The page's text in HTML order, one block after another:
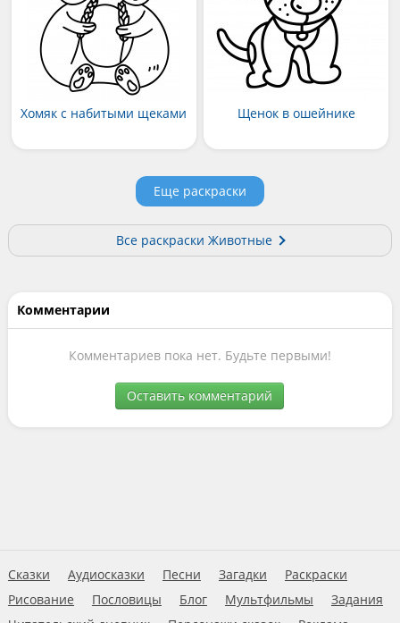
Хомяк с набитыми щеками Щенок в ошейнике
Еще раскраски
Все раскраски Животные
Комментарии
Комментариев пока нет. Будьте первыми!
Оставить комментарий
Сказки Аудиосказки Песни Загадки
Раскраски
Рисование
Пословицы Блог Мультфильмы
Задания